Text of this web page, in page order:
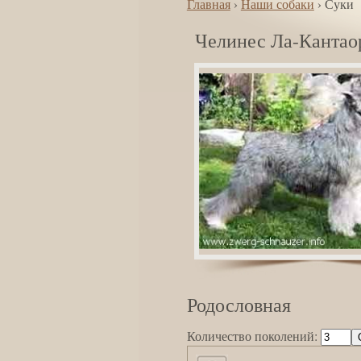
Главная› Наши собаки › Суки
Челинес Ла-
Родословная
Количество поколений: